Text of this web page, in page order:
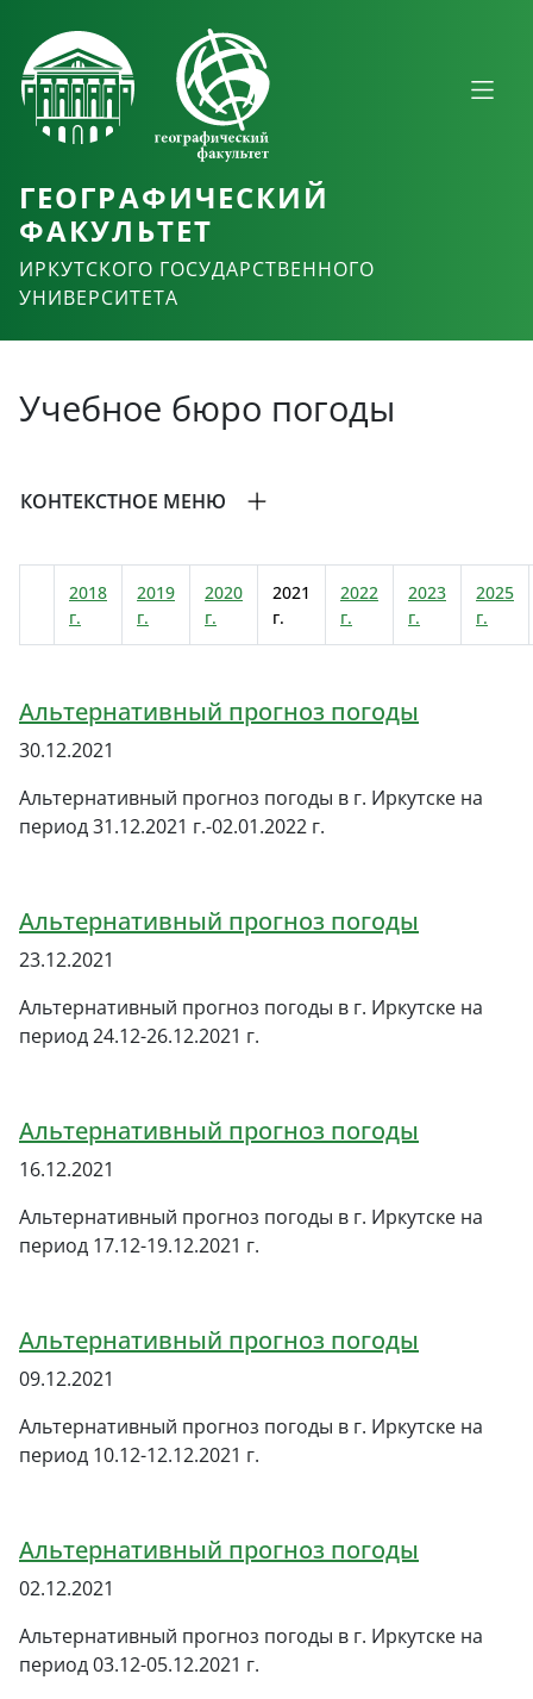
ГЕОГРАФИЧЕСКИЙ
ФАКУЛЬТЕТ
ИРКУТСКОГО ГОСУДАРСТВЕННОГО
УНИВЕРСИТЕТА
Учебное бюро погоды
КОНТЕКСТНОЕ МЕНЮ
2018
г.
2019
г.
2020
г.
2021
г.
2022
г.
2023
г.
2025
г.
Альтернативный прогноз погоды
30.12.2021
Альтернативный прогноз погоды в г. Иркутске на
период 31.12.2021 г.-02.01.2022 г.
Альтернативный прогноз погоды
23.12.2021
Альтернативный прогноз погоды в г. Иркутске на
период 24.12-26.12.2021 г.
Альтернативный прогноз погоды
16.12.2021
Альтернативный прогноз погоды в г. Иркутске на
период 17.12-19.12.2021 г.
Альтернативный прогноз погоды
09.12.2021
Альтернативный прогноз погоды в г. Иркутске на
период 10.12-12.12.2021 г.
Альтернативный прогноз погоды
02.12.2021
Альтернативный прогноз погоды в г. Иркутске на
период 03.12-05.12.2021 г.